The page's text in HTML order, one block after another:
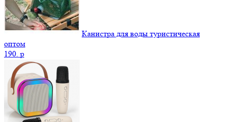
Канистра для воды туристическая
оптом
190. p